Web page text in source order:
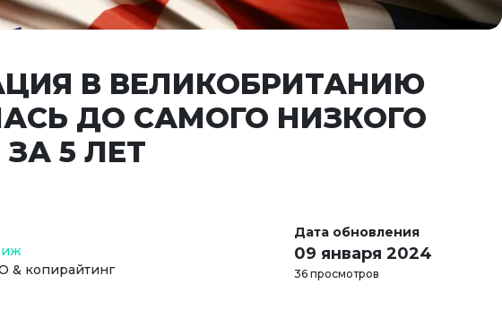
В ВЕЛИКОБРИТАНИЮ
ДО САМОГО НИЗКОГО
5 ЛЕТ
& копирайтинг
Дата обновления
09 января 2024
36 просмотров